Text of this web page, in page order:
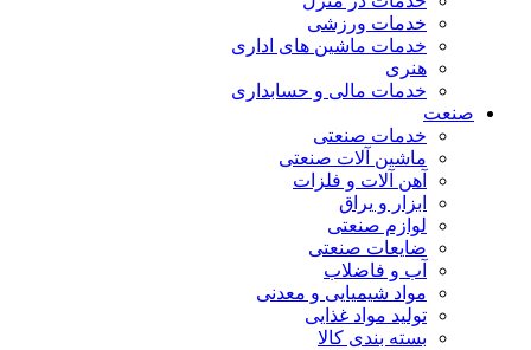
خدمات ورزشی
خدمات ماشین های اداری
هنری
خدمات مالی و حسابداری
صنعت
خدمات صنعتی
ماشین آلات صنعتی
آهن آلات و فلزات
ابزار و یراق
لوازم صنعتی
ضایعات صنعتی
آب و فاضلاب
مواد شیمیایی و معدنی
تولید مواد غذایی
بسته بندی کالا